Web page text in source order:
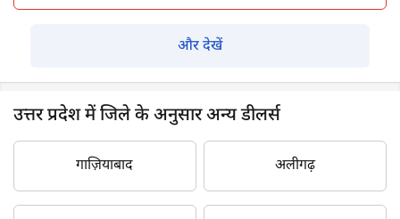
और देखें
उत्तर प्रदेश में जिले के अनुसार अन्य डीलर्स
गाज़ियाबाद अलीगढ़